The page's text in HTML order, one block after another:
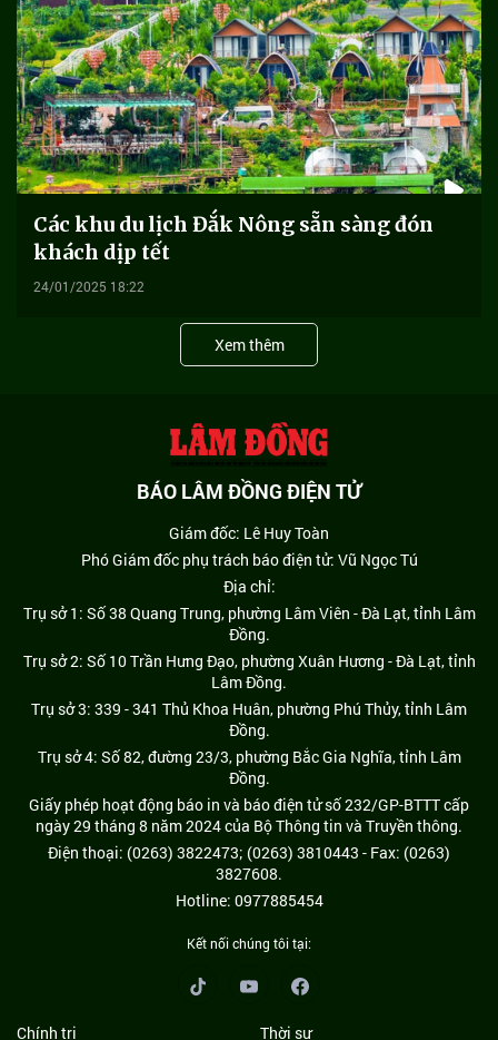
Các khu du lịch Đắk Nông sẵn sàng đón
khách dịp tết
24/01/2025 18:22
Xem thêm
BÁO LÂM ĐỒNG ĐIỆN TỬ
Giám đốc: Lê Huy Toàn
Phó Giám đốc phụ trách báo điện tử: Vũ Ngọc Tú
Địa chỉ:
Trụ sở 1: Số 38 Quang Trung, phường Lâm Viên - Đà Lạt, tỉnh Lâm
Đồng.
Trụ sở 2: Số 10 Trần Hưng Đạo, phường Xuân Hương - Đà Lạt, tỉnh
Lâm Đồng.
Trụ sở 3: 339 - 341 Thủ Khoa Huân, phường Phú Thủy, tỉnh Lâm
Đồng.
Trụ sở 4: Số 82, đường 23/3, phường Bắc Gia Nghĩa, tỉnh Lâm
Đồng.
Giấy phép hoạt động báo in và báo điện tử số 232/GP-BTTT cấp
ngày 29 tháng 8 năm 2024 của Bộ Thông tin và Truyền thông.
Điện thoại: (0263) 3822473; (0263) 3810443 - Fax: (0263)
3827608.
Hotline: 0977885454
Kết nối chúng tôi tại:
Chính trị Thời sự